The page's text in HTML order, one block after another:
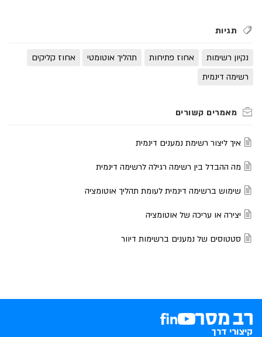
תגיות
נקיון רשימות אחוז פתיחות תהליך אוטומטי
אחוז קליקים
רשימה דינמית
איך ליצור רשימת נמענים דינמית
מה ההבדל בין רשימה רגילה לרשימה דינמית
שימוש ברשימה דינמית לעומת תהליך אוטומציה
יצירה או עריכה של אוטומציה
סטטוסים של נמענים ברשימות דיוור
קיצורי דרך